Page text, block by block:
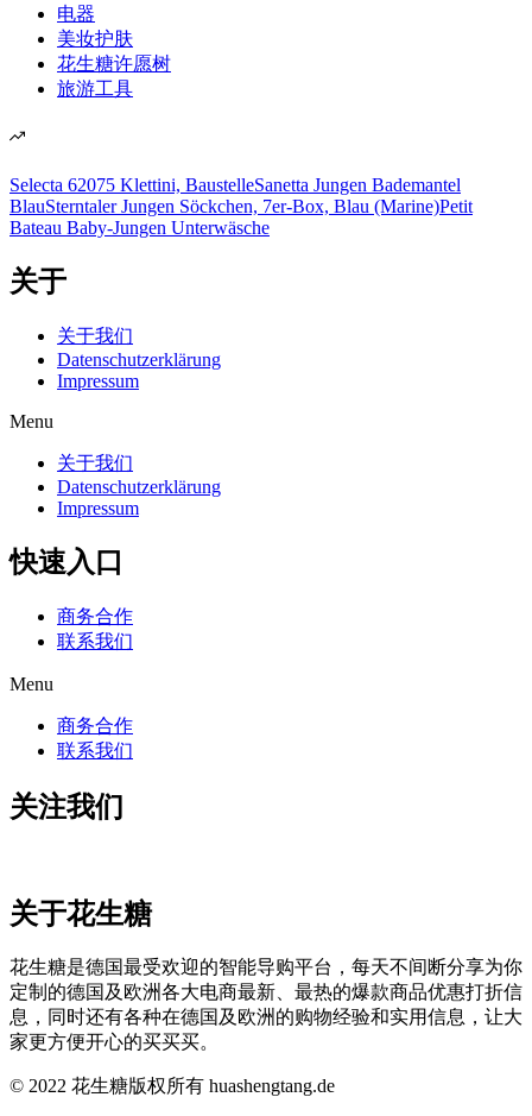
电器
美妆护肤
花生糖许愿树
旅游工具
Selecta 62075 Klettini, BaustelleSanetta Jungen Bademantel
BlauSterntaler Jungen Söckchen, 7er-Box, Blau (Marine)Petit
Bateau Baby-Jungen Unterwäsche
关于
关于我们
Datenschutzerklärung
Impressum
Menu
关于我们
Datenschutzerklärung
Impressum
快速入口
商务合作
联系我们
Menu
商务合作
联系我们
关注我们
关于花生糖
花生糖是德国最受欢迎的智能导购平台，每天不间断分享为你
定制的德国及欧洲各大电商最新、最热的爆款商品优惠打折信
息，同时还有各种在德国及欧洲的购物经验和实用信息，让大
家更方便开心的买买买。
© 2022 花生糖版权所有 huashengtang.de